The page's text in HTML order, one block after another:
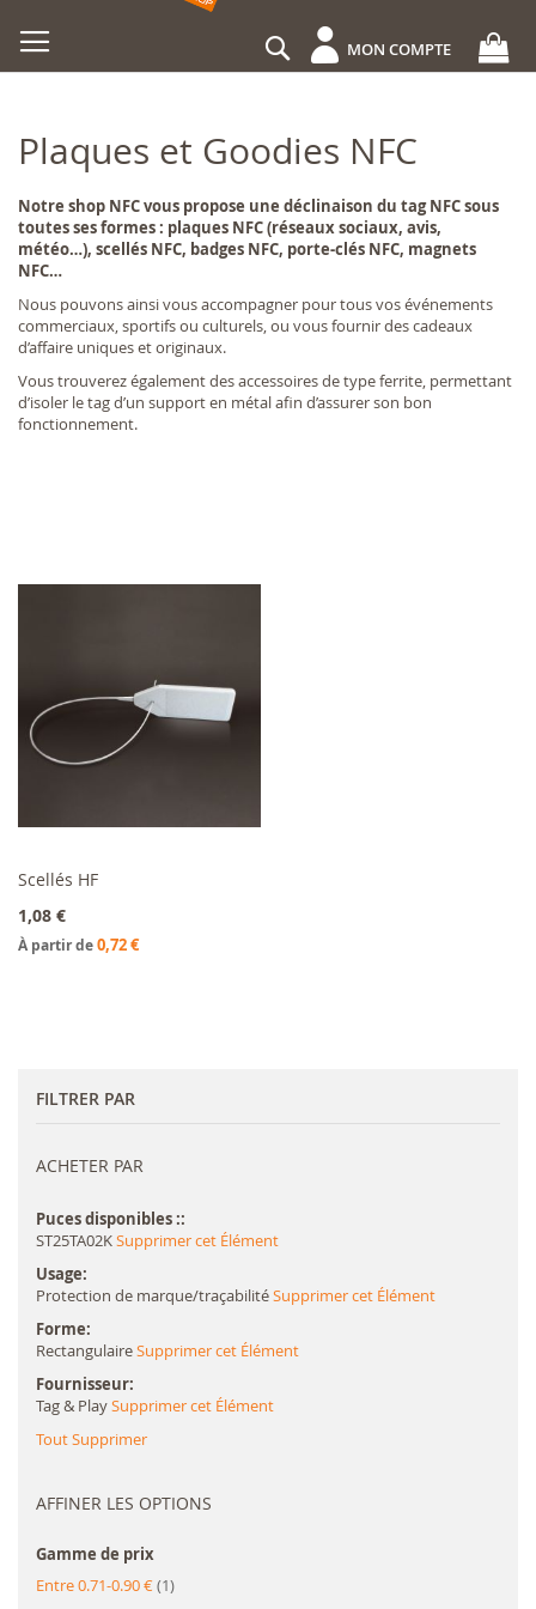
au
contenu
MON COMPTE
Rechercher
Plaques et Goodies NFC
Notre shop NFC vous propose une déclinaison du tag NFC sous
toutes ses formes : plaques NFC (réseaux sociaux, avis,
météo…), scellés NFC, badges NFC, porte-clés NFC, magnets
NFC…
Nous pouvons ainsi vous accompagner pour tous vos événements
commerciaux, sportifs ou culturels, ou vous fournir des cadeaux
d’affaire uniques et originaux.
Vous trouverez également des accessoires de type ferrite, permettant
d’isoler le tag d’un support en métal afin d’assurer son bon
fonctionnement.
Scellés HF
1,08 €
À partir de0,72 €
FILTRER PAR
ACHETER PAR
Puces disponibles :
ST25TA02KSupprimer cet Élément
Usage
Protection de marque/traçabilitéSupprimer cet Élément
Forme
RectangulaireSupprimer cet Élément
Fournisseur
Tag & PlaySupprimer cet Élément
Tout Supprimer
AFFINER LES OPTIONS
Gamme de prix
Entre 0.71-0.90 € 1article